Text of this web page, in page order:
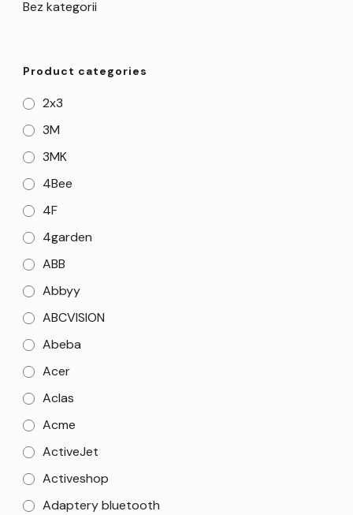
Bez kategorii
Product categories
2x3
3M
3MK
4Bee
4F
4garden
ABB
Abbyy
ABCVISION
Abeba
Acer
Aclas
Acme
ActiveJet
Activeshop
Adaptery bluetooth